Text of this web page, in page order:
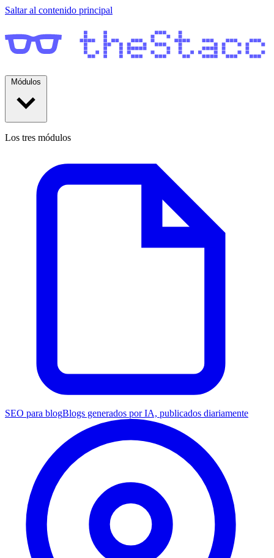
Saltar al contenido principal
Los tres módulos
SEO para blogBlogs generados por IA, publicados diariamente